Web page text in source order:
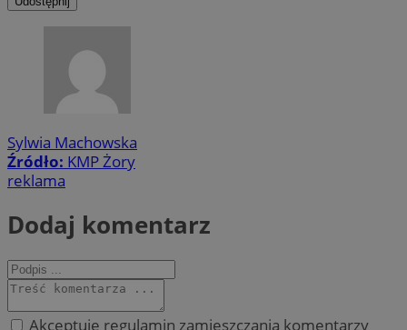
Sylwia Machowska
Źródło: KMP Żory
reklama
Dodaj komentarz
Akceptuję regulamin zamieszczania komentarzy